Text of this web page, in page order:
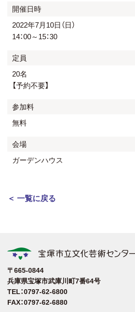
開催日時
2022年7月10日（日）
14：00～15：30
定員
20名
【予約不要】
参加料
無料
会場
ガーデンハウス
＜ 一覧に戻る
〒665-0844
兵庫県宝塚市武庫川町7番64号
TEL：0797-62-6800
FAX：0797-62-6880